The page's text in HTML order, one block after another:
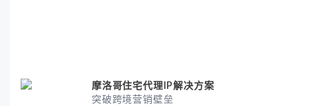
摩洛哥住宅代理IP解决方案
突破跨境营销壁垒